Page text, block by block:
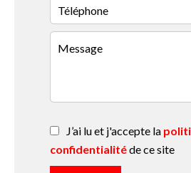
J’ai lu et j'accepte la
confidentialitéde ce site